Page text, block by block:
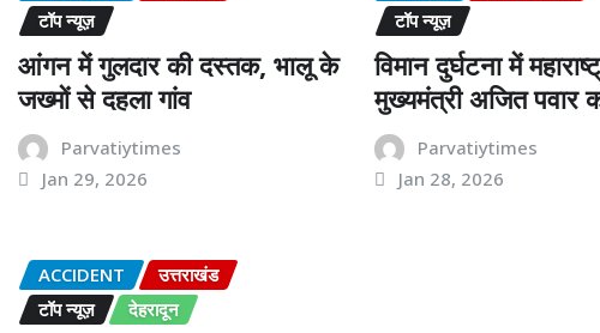
टॉप न्यूज़
आंगन में गुलदार की दस्तक, भालू के
जख्मों से दहला गांव
Parvatiytimes
Jan 29, 2026
टॉप न्यूज़
विमान दुर्घटना में
मुख्यमंत्री अजित पवार
Parvatiytimes
Jan 28, 2026
ACCIDENT
उत्तराखंड
टॉप न्यूज़
देहरादून